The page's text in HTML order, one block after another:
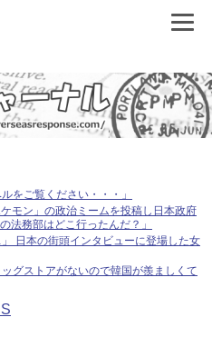
をご覧ください・・・」
モン」の政治ミームを投稿し日本政府
法務部はどこ行ったんだ？」
日本の街頭インタビューに登場した女
グストアがないので韓国が羨ましくて